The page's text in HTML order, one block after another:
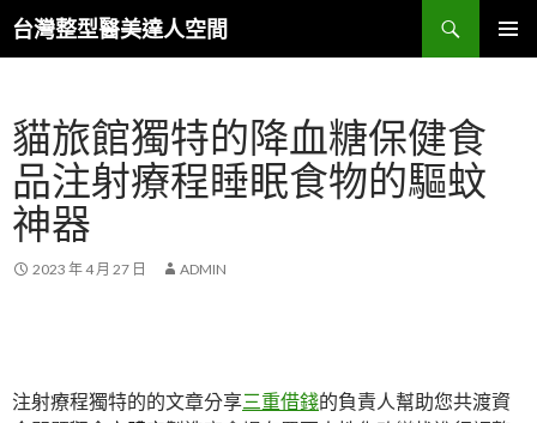
台灣整型醫美達人空間
搜
尋
要
內
容
貓旅館獨特的降血糖保健食
品注射療程睡眠食物的驅蚊
神器
2023 年 4 月 27 日 ADMIN
注射療程獨特的的文章分享三重借錢的負責人幫助您共渡資